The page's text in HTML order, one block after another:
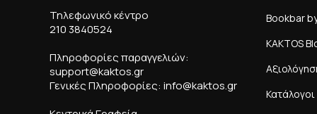
Τηλεφωνικό κέντρο
210 3840524
Πληροφορίες παραγγελιών:
support@kaktos.gr
Γενικές Πληροφορίες: info@kaktos.gr
Bookbar
KAKTOS
Κατάλογοι